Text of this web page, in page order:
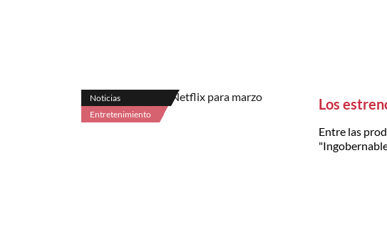
Noticias
Entretenimiento
Los
Entre las